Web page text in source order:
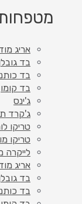
אריג
בד
בד
בד קומו
ג'ינס
ג'קרד
טריקו
טריקו
אריג
בד
בד